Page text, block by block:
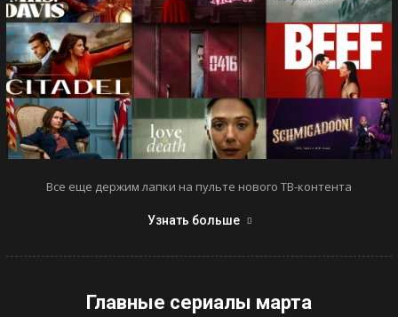
Все еще держим лапки на пульте нового ТВ-контента
Узнать больше
Главные сериалы марта